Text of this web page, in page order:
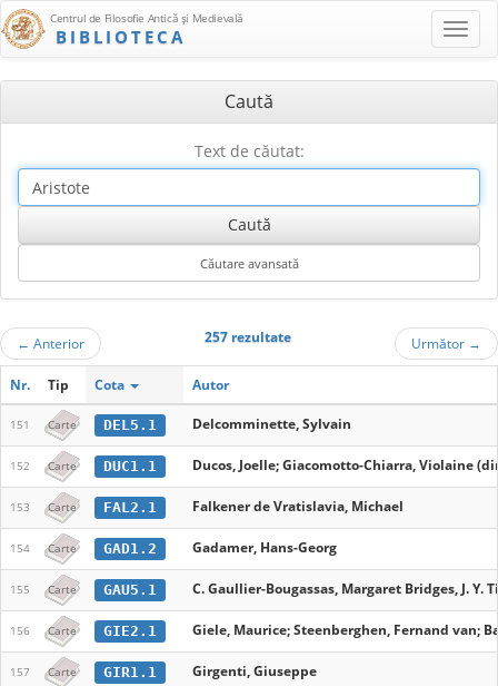
Centrul de Filosofie Antică şi Medievală
BIBLIOTECA
Caută
Text de căutat:
← Anterior 257 rezultate Următor →
Nr. Tip Cota Autor
151 Carte DEL5.1 Delcomminette, Sylvain
152 Carte DUC1.1 Ducos, Joelle; Giacomotto-Chiarra, Violaine
153 Carte FAL2.1 Falkener de Vratislavia, Michael
154 Carte GAD1.2 Gadamer, Hans-Georg
155 Carte GAU5.1 C. Gaullier-Bougassas, Margaret Bridges, J. Y.
156 Carte GIE2.1 Giele, Maurice; Steenberghen, Fernand van;
157 Carte GIR1.1 Girgenti, Giuseppe